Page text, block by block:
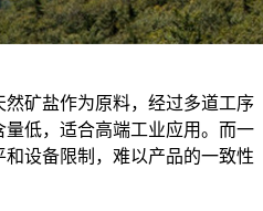
矿盐作为原料，经过多道工序
低，适合高端工业应用。而一
设备限制，难以产品的一致性